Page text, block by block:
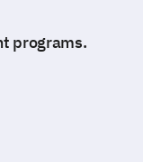
programs.